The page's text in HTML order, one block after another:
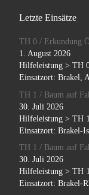
Letzte Einsätze
TH 0 / Erkundung
1. August 2026
Hilfeleistung > TH
Einsatzort: Brakel,
TH 1 / Baum auf
30. Juli 2026
Hilfeleistung > TH 1
Einsatzort: Brakel-
TH 1 / Baum auf
30. Juli 2026
Hilfeleistung > TH 1
Einsatzort: Brakel-